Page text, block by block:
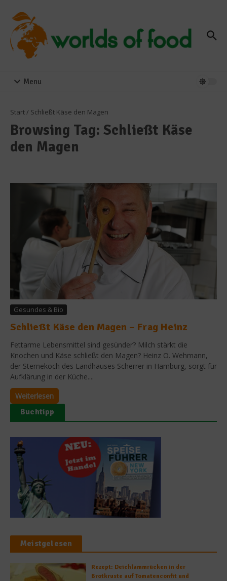
Menu
Start/ Schließt Käse den Magen
Browsing Tag: Schließt Käse
den Magen
Gesundes & Bio
Schließt Käse den Magen – Frag Heinz
Fettarme Lebensmittel sind gesünder? Milch stärkt die
Knochen und Käse schließt den Magen? Heinz O. Wehmann,
der Sternekoch des Landhauses Scherrer in Hamburg, sorgt für
Aufklärung in der Küche....
Weiterlesen
Buchtipp
Meistgelesen
Rezept: Deichlammrücken in der
Brotkruste auf Tomatenconfit und